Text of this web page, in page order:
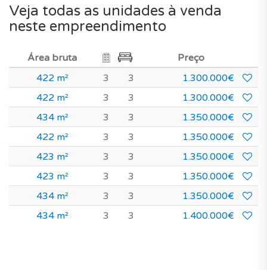
Veja todas as unidades à venda
neste empreendimento
Área bruta
Preço
422 m²
3 3
1.300.000€
422 m²
3 3
1.300.000€
434 m²
3 3
1.350.000€
422 m²
3 3
1.350.000€
423 m²
3 3
1.350.000€
423 m²
3 3
1.350.000€
434 m²
3 3
1.350.000€
434 m²
3 3 1.400.000€